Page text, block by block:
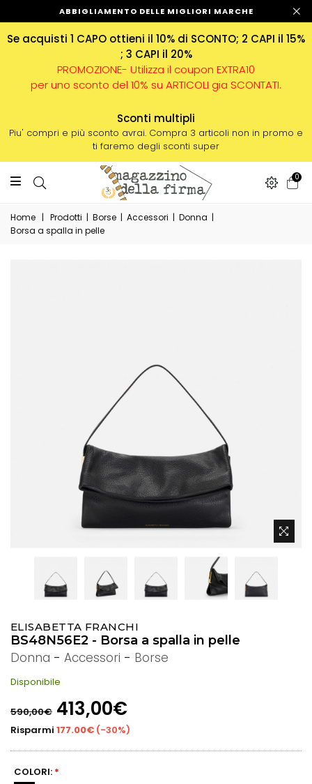
ABBIGLIAMENTO DELLE MIGLIORI MARCHE
Se acquisti 1 CAPO ottieni il 10% di SCONTO; 2 CAPI il 15%
; 3 CAPI il 20%
PROMOZIONE- Utilizza il coupon EXTRA10
per uno sconto del 10% su ARTICOLI gia SCONTATI.
Sconti multipli
Piu' compri e più sconto avrai. Compra 3 articoli non in promo e
ti faremo degli sconti super
0
Home | Prodotti | Borse | Accessori | Donna |
Borsa a spalla in pelle
ELISABETTA FRANCHI
BS48N56E2 - Borsa a spalla in pelle
Donna - Accessori - Borse
Disponibile
di
listino
590,00€ 413,00€
Risparmi 177.00€ (-30%)
COLORI: *